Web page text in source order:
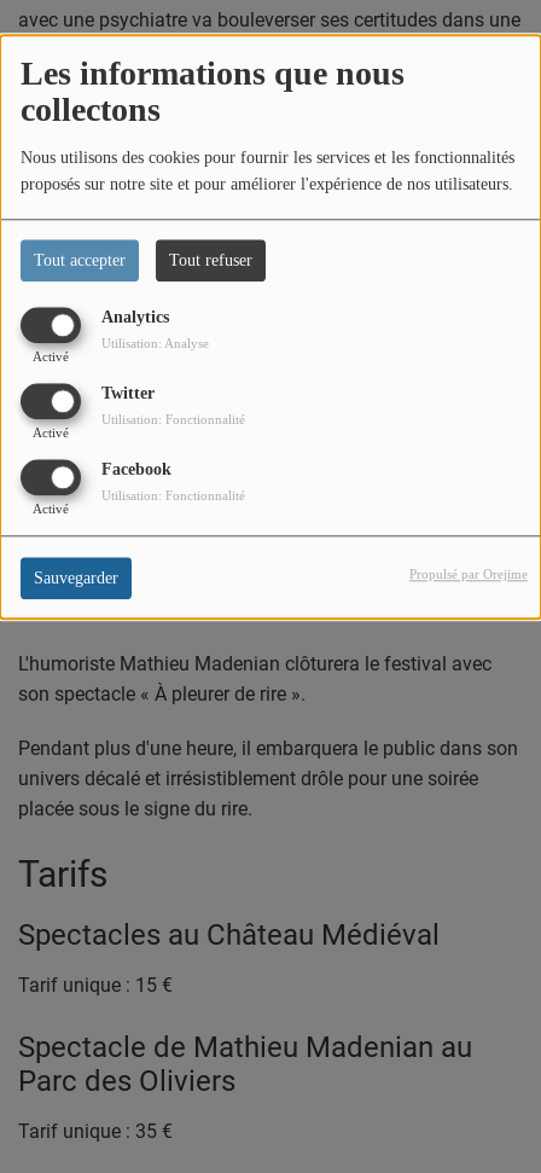
Les informations que nous
collectons
Nous utilisons des cookies pour fournir les services et les fonctionnalités
proposés sur notre site et pour améliorer l'expérience de nos utilisateurs.
Tout accepter Tout refuser
Analytics
Activé
Utilisation: Analyse
Twitter
Activé
Utilisation: Fonctionnalité
Facebook
Activé
Utilisation: Fonctionnalité
Sauvegarder Propulsé par Orejime
avec une psychiatre va bouleverser ses certitudes dans une
Mercredi 8 juillet – 19h30
SCHEMAS 14.0
Par la Compagnie Millenium Dance Center
Une soirée consacrée à la danse moderne et
contemporaine avec les jeunes talents du Millenium Dance
Center dans le décor unique du Château Médiéval.
Le grand final avec Mathieu
Madenian
Vendredi 10 juillet – 21h00
Mathieu Madenian – À pleurer de rire
L'humoriste Mathieu Madenian clôturera le festival avec
son spectacle « À pleurer de rire ».
Pendant plus d'une heure, il embarquera le public dans son
univers décalé et irrésistiblement drôle pour une soirée
placée sous le signe du rire.
Tarifs
Spectacles au Château Médiéval
Tarif unique : 15 €
Spectacle de Mathieu Madenian au
Parc des Oliviers
Tarif unique : 35 €